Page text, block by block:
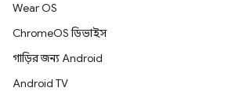
Wear OS
ChromeOS ডিভাইস
গাড়ির জন্য Android
Android TV